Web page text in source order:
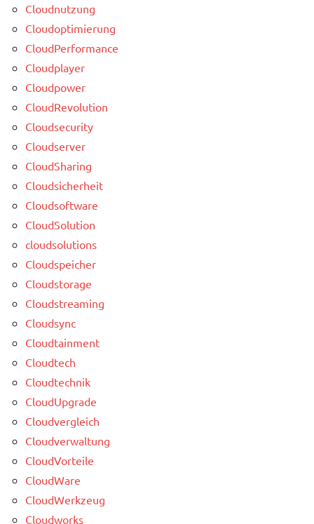
Cloudnutzung
Cloudoptimierung
CloudPerformance
Cloudplayer
Cloudpower
CloudRevolution
Cloudsecurity
Cloudserver
CloudSharing
Cloudsicherheit
Cloudsoftware
CloudSolution
cloudsolutions
Cloudspeicher
Cloudstorage
Cloudstreaming
Cloudsync
Cloudtainment
Cloudtech
Cloudtechnik
CloudUpgrade
Cloudvergleich
Cloudverwaltung
CloudVorteile
CloudWare
CloudWerkzeug
Cloudworks